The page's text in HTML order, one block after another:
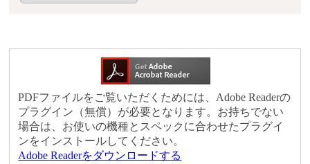
PDFファイルをご覧いただくためには、Adobe Readerの
プラグイン（無償）が必要となります。お持ちでない
場合は、お使いの機種とスペックに合わせたプラグイ
ンをインストールしてください。
Adobe Readerをダウンロードする